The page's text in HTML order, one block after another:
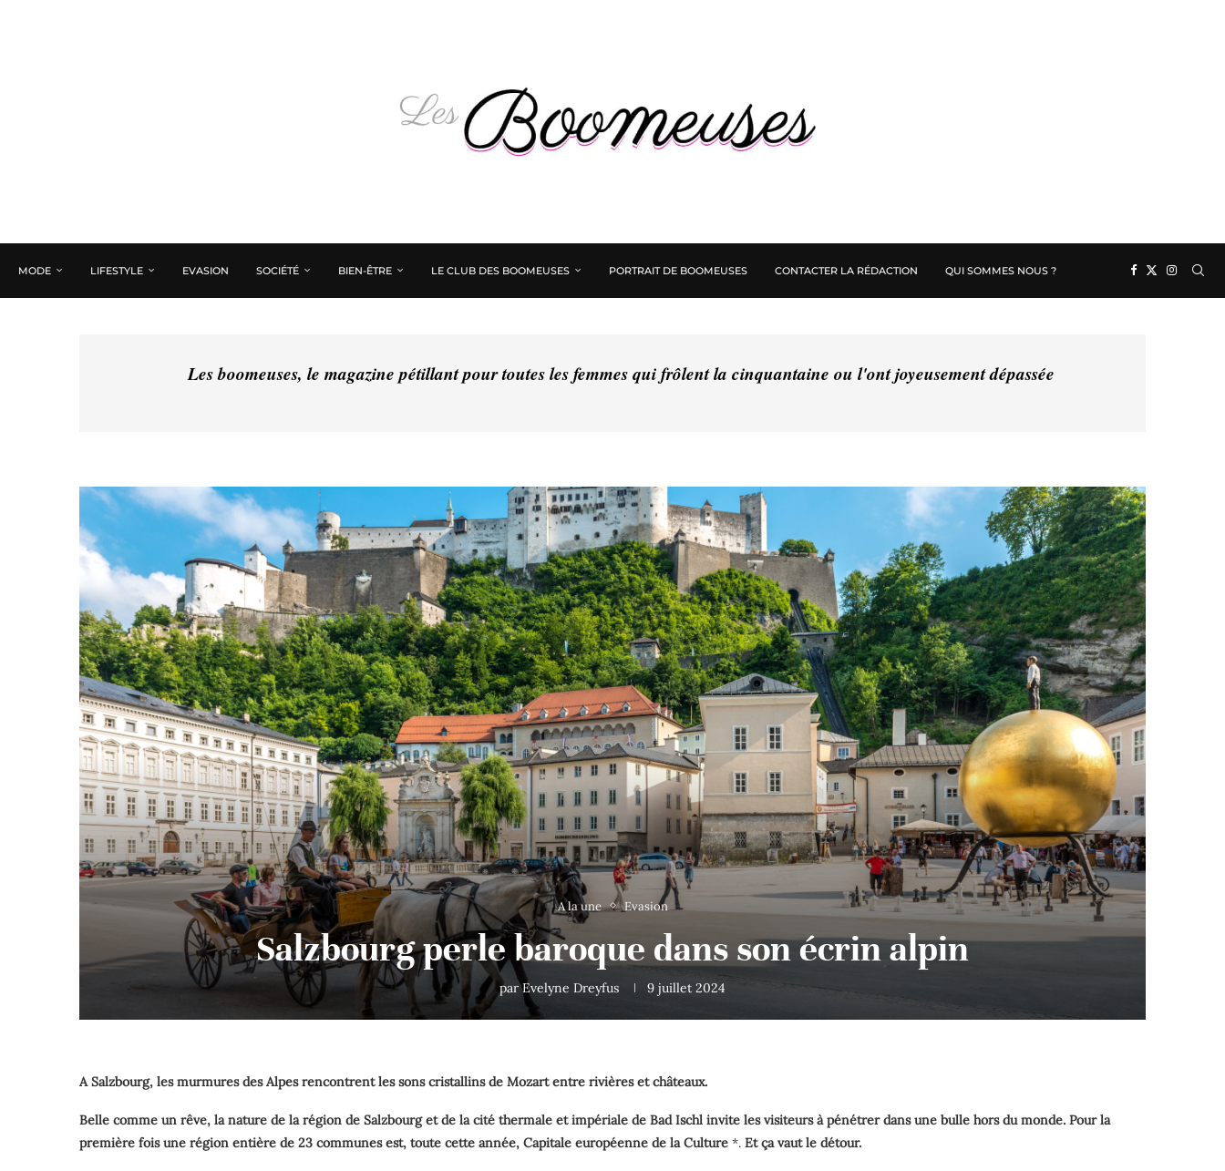
MODE LIFESTYLE EVASION SOCIÉTÉ BIEN-ÊTRE LE CLUB DES BOOMEUSES PORTRAIT DE BOOMEUSES CONTACTER LA RÉDACTION QUI SOMMES NOUS ?
Les boomeuses, le magazine pétillant pour toutes les femmes qui frôlent la cinquantaine ou l'ont joyeusement dépassée
A la une Evasion
Salzbourg perle baroque dans son écrin alpin
parEvelyne Dreyfus 9 juillet 2024
A Salzbourg, les murmures des Alpes rencontrent les sons cristallins de Mozart entre rivières et châteaux.
Belle comme un rêve, la nature de la région de Salzbourg et de la cité thermale et impériale de Bad Ischl invite les visiteurs à pénétrer dans une bulle hors du monde. Pour la
première fois une région entière de 23 communes est, toute cette année, Capitale européenne de la Culture *. Et ça vaut le détour.